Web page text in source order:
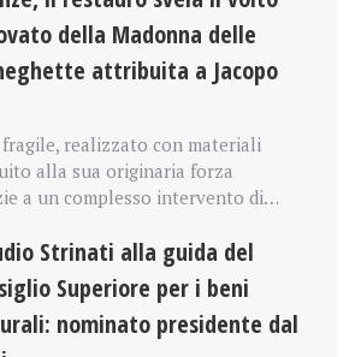
della Madonna delle
attribuita a Jacopo
realizzato con materiali
alla sua originaria forza
a un complesso intervento di…
Strinati alla guida del
Superiore per i beni
nominato presidente dal